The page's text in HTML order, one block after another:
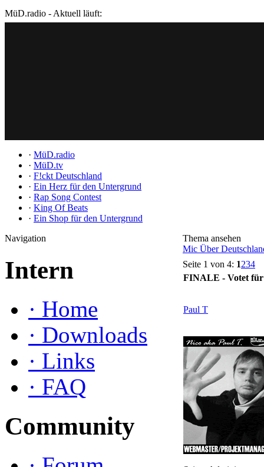
MüD.radio - Aktuell läuft:
· MüD.radio
· MüD.tv
· F!ckt Deutschland
· Ein Herz für den Untergrund
· Rap Song Contest
· King Of Beats
· Ein Shop für den Untergrund
Navigation
Intern
· Home
· Downloads
· Links
· FAQ
Community
Thema ansehen
Mic Über
Seite 1 von 4: 1234
FINALE - Votet
Paul T